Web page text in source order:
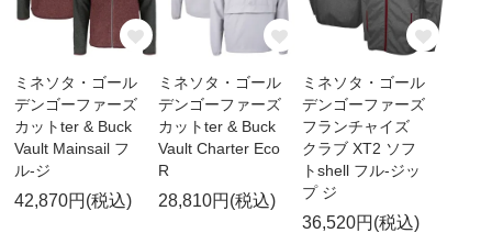
ミネソタ・ゴール
デンゴーファーズ
カットter & Buck
Vault Mainsail フ
ル-ジ
42,870円(税込)
ミネソタ・ゴール
デンゴーファーズ
カットter & Buck
Vault Charter Eco
R
28,810円(税込)
ミネソタ・ゴール
デンゴーファーズ
フランチャイズ
クラブ XT2 ソフ
トshell フル-ジッ
プ ジ
36,520円(税込)